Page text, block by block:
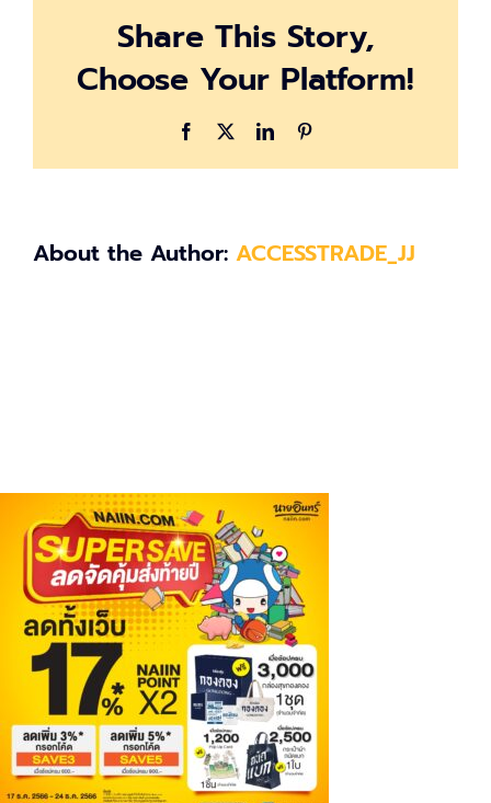
Share This Story,
Choose Your Platform!
Facebook LinkedIn
About the Author: ACCESSTRADE_JJ